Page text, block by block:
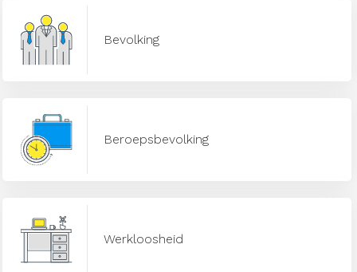
Bevolking
Beroepsbevolking
Werkloosheid